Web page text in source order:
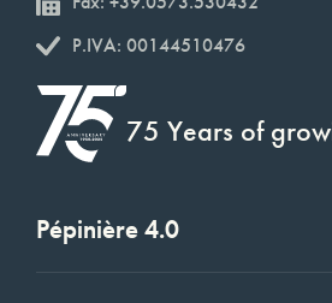
P.IVA: 00144510476
75 Years of
Pépinière 4.0